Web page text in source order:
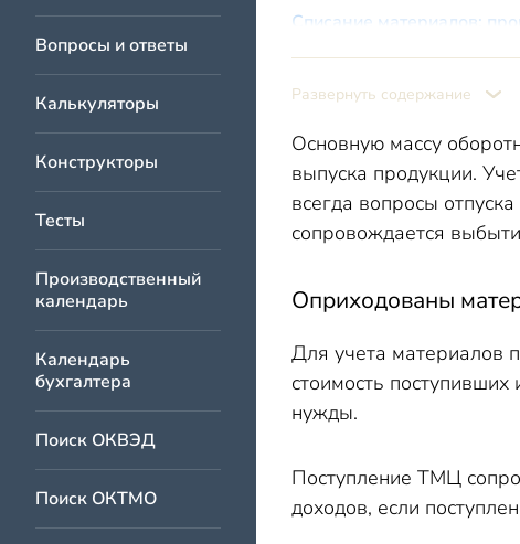
Вопросы и ответы
Калькуляторы
Конструкторы
Тесты
Производственный
календарь
Календарь
бухгалтера
Поиск ОКВЭД
Поиск ОКТМО
Списание материалов:
Пример
Развернуть содержание
Основную массу
выпуска продукции.
всегда вопросы
сопровождается
Оприходованы
Для учета материалов
стоимость
нужды.
Поступление ТМЦ
доходов, если